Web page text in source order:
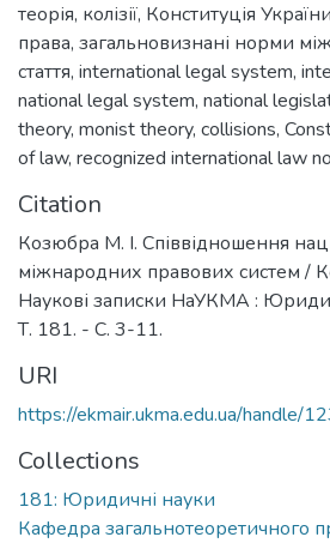
теорія, колізії, Конституція України
права, загальновизнані норми
стаття, international legal system,
national legal system, national
theory, monist theory, collisions,
of law, recognized international law
Citation
Козюбра М. І. Співвідношення
міжнародних правових систем /
Наукові записки НаУКМА :
Т. 181. - С. 3-11.
URI
https://ekmair.ukma.edu.ua/handle/
Collections
181: Юридичні науки
Кафедра загальнотеоретичного